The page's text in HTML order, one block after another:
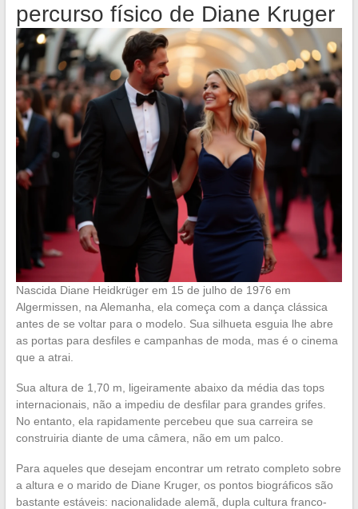
percurso físico de Diane Kruger
Nascida Diane Heidkrüger em 15 de julho de 1976 em
Algermissen, na Alemanha, ela começa com a dança clássica
antes de se voltar para o modelo. Sua silhueta esguia lhe abre
as portas para desfiles e campanhas de moda, mas é o cinema
que a atrai.
Sua altura de 1,70 m, ligeiramente abaixo da média das tops
internacionais, não a impediu de desfilar para grandes grifes.
No entanto, ela rapidamente percebeu que sua carreira se
construiria diante de uma câmera, não em um palco.
Para aqueles que desejam encontrar um retrato completo sobre
a altura e o marido de Diane Kruger, os pontos biográficos são
bastante estáveis: nacionalidade alemã, dupla cultura franco-